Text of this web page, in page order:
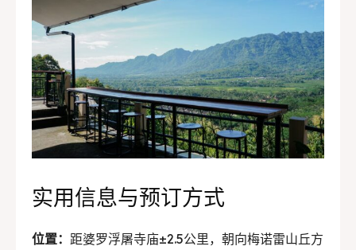
实用信息与预订方式
位置： 距婆罗浮屠寺庙±2.5公里，朝向梅诺雷山丘方